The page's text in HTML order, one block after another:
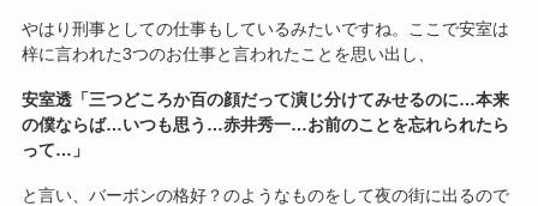
やはり刑事としての仕事もしているみたいですね。ここで安室は
梓に言われた3つのお仕事と言われたことを思い出し、
安室透「三つどころか百の顔だって演じ分けてみせるのに…本来
の僕ならば…いつも思う…赤井秀一…お前のことを忘れられたら
って…」
と言い、バーボンの格好？のようなものをして夜の街に出るので